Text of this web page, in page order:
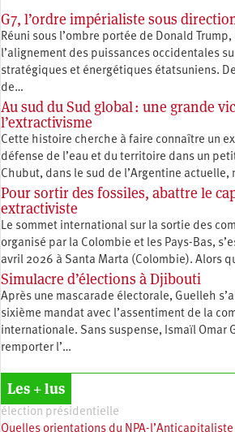
G7, l’ordre impérialiste sous
Réuni sous l’ombre portée de Donald
l’alignement des puissances occidentales
stratégiques et énergétiques étatsuniens.
de…
Au sud du Sud global : une grande
l’extractivisme
Cette histoire cherche à faire connaître un
défense de l’eau et du territoire dans un
Chubut, dans le sud de l’Argentine actuelle,
Pour sortir des fossiles, abattre le
extractiviste
Le sommet international sur la sortie des
organisé par la Colombie et les Pays-Bas,
avril 2026 à Santa Marta (Colombie). Alors
Simulacre d’élections à Djibouti
Après une mascarade électorale, Guelleh
sixième mandat avec l’assentiment de la
internationale. Sans suspense, Ismaïl Omar
remporter l’…
Les + lus
élection présidentielle
Quelles orientations du NPA-